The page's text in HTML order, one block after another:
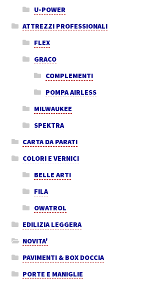
U-POWER
ATTREZZI PROFESSIONALI
FLEX
GRACO
COMPLEMENTI
POMPA AIRLESS
MILWAUKEE
SPEKTRA
CARTA DA PARATI
COLORI E VERNICI
BELLE ARTI
FILA
OWATROL
EDILIZIA LEGGERA
NOVITA'
PAVIMENTI & BOX DOCCIA
PORTE E MANIGLIE